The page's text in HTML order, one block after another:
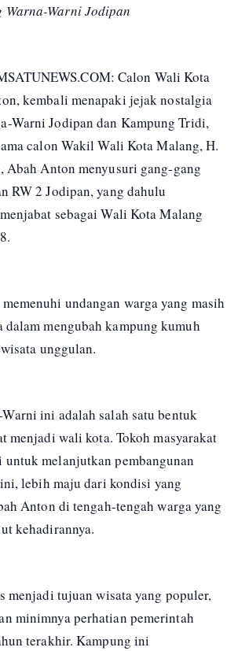
Warna-Warni Jodipan
Calon Wali Kota
kembali menapaki jejak nostalgia
Warni Jodipan dan Kampung Tridi,
calon Wakil Wali Kota Malang, H.
Anton menyusuri gang-gang
RW 2 Jodipan, yang dahulu
sebagai Wali Kota Malang
undangan warga yang masih
dalam mengubah kampung kumuh
unggulan.
ini adalah salah satu bentuk
menjadi wali kota. Tokoh masyarakat
untuk melanjutkan pembangunan
lebih maju dari kondisi yang
Anton di tengah-tengah warga yang
kehadirannya.
menjadi tujuan wisata yang populer,
minimnya perhatian pemerintah
terakhir. Kampung ini